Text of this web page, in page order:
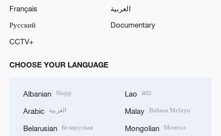
Français
العربية
Русский
Documentary
CCTV+
CHOOSE YOUR LANGUAGE
Albanian Shqip
Arabic العربية
Belarusian Беларуская
Lao ລາວ
Malay Bahasa Melayu
Mongolian Монгол